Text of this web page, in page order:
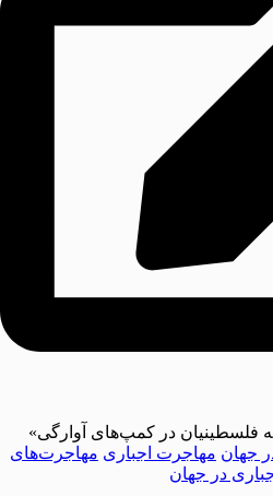
جهان مهاجرت اجباری مهاجرت‌های
در جهان